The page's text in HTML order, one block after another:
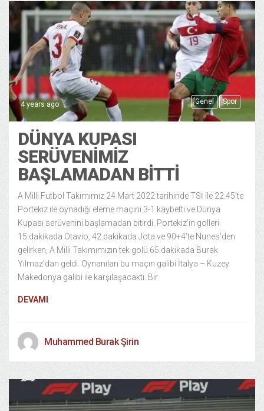
Genel Spor
4 years ago
DÜNYA KUPASI
SERÜVENİMİZ
BAŞLAMADAN BİTTİ
A Milli Futbol Takımımız 24 Mart 2022 tarihinde TSİ ile 22.45’te
Portekiz ile oynadığı eleme maçını 3-1 kaybetti ve Dünya
Kupası serüvenini başlamadan bitirdi. Portekiz’in golleri
15.dakikada Otavio, 42.dakikada Jota ve 90+4’te Nunes’den
gelirken, A Milli Takımımızın tek golü 65.dakikada Burak
Yılmaz’dan geldi. Oynanılan bu maçın galibi İtalya – Kuzey
Makedonya galibi ile karşılaşacaktı. Bir
DEVAMI
Muhammed Burak Şirin